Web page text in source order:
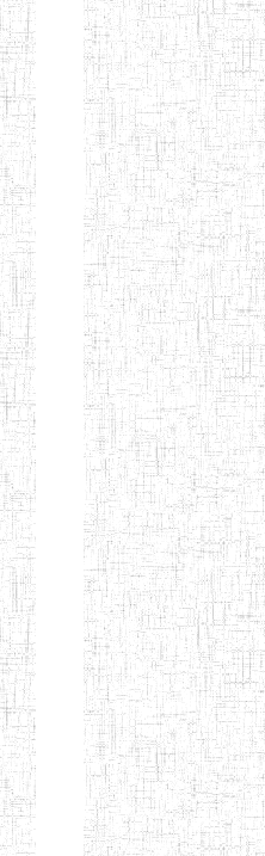
Afficher
Début Préc.
Suivant
Fin
ENIEG COSBIE
ENIEG STAR
ENIEG MEVEC
secondaire
technique
et
ESTP